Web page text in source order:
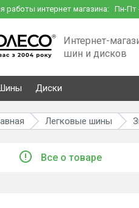
работы интернет магазина: Пн-Пт
Интернет-
шин и дисков
Диски
Легковые шины
Все о товаре